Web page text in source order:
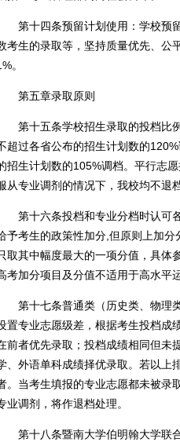
第十四条预留计划使用：学校预留
考生的录取等，坚持质量优先、公
。
第五章录取原则
第十五条学校招生录取的投档比例
超过各省公布的招生计划数的
招生计划数的105%调档。平行志
从专业调剂的情况下，我校均不退档
第十六条投档和专业分档时认可各
予考生的政策性加分,但原则上加分
取其中幅度最大的一项分值，具体
考加分项目及分值不适用于高水平
第十七条普通类（历史类、物理类
置专业志愿级差，根据考生投档成
前者优先录取；投档成绩相同但未
、外语单科成绩择优录取。若以上
。当考生填报的专业志愿都未被录
业调剂，将作退档处理。
第十八条暨南大学伯明翰大学联合